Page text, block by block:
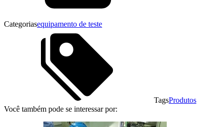
Categoriasequipamento de teste
TagsProdutos
Você também pode se interessar por: